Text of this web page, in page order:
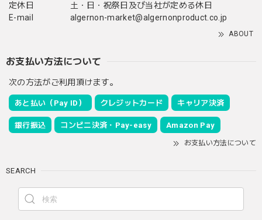
定休日
土・日・祝祭日及び当社が定める休日
E-mail
algernon-market@algernonproduct.co.jp
ABOUT
お支払い方法について
次の方法がご利用頂けます。
あと払い（Pay ID） クレジットカード キャリア決済
銀行振込 コンビニ決済・Pay-easy Amazon Pay
お支払い方法について
SEARCH